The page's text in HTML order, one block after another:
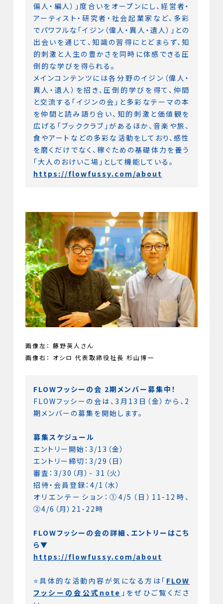
偏人・編人）」度合いをオープンにし、経営者・
アーティスト・研究者・社会起業家など、多彩
でパワフルな「イジン（偉人・異人・遺人）」との
出会いを通じて、知識の習得にとどまらず、知
的刺激と人生の豊かさを同時に体感できる圧
倒的な学びを得られる。
メインコンテンツには各分野のイジン（偉人・
異人・遺人）を招き、圧倒的学びを得て、仲間
と交流する「イジンの会」と多彩なテーマの本
を仲間と読み語り合い、知的刺激と価値観を
広げる「ブッククラブ」があるほか、音楽や旅、
食やアートなどの多彩な活動をしており、感性
を磨くだけでなく、稼ぐための基礎体力を養う
「大人のおけいこ場」として機能している。
https://flowfussy.com/about
画像左： 藤野英人さん
画像右： オシロ 代表取締役社長 杉山博一
FLOWフッシーの会 2期メンバー募集中！
FLOWフッシーの会は、3月13日（金）から、2
期メンバーの募集を開始します。
募集スケジュール
エントリー開始：3/13（金）
エントリー締切：3/29（日）
審査：3/30（月）- 31（火）
招待・会員登録：4/1（水）
オリエンテーション：①4/5（日）11-12時、
②4/6（月）21-22時
FLOWフッシーの会の詳細、エントリーはこち
ら▼
https://flowfussy.com/about
⭐️具体的な活動内容が気になる方は「 FLOW
フッシーの会公式note 」をぜひご覧くださ